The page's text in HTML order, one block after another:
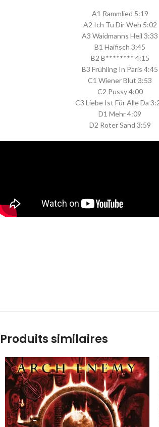
A1 Rammlied 5:19
A2 Ich Tu Dir Weh 5:02
A3 Waidmanns Heil 3:33
B1 Haifisch 3:45
B2 B******** 4:15
B3 Frühling In Paris 4:45
C1 Wiener Blut 3:53
C2 Pussy 4:00
C3 Liebe Ist Für Alle Da
D1 Mehr 4:09
D2 Roter Sand 3:59
Produits similaires